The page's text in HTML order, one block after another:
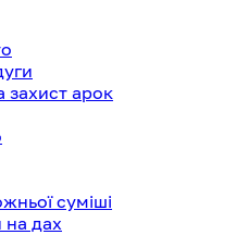
захист арок
суміші
на дах